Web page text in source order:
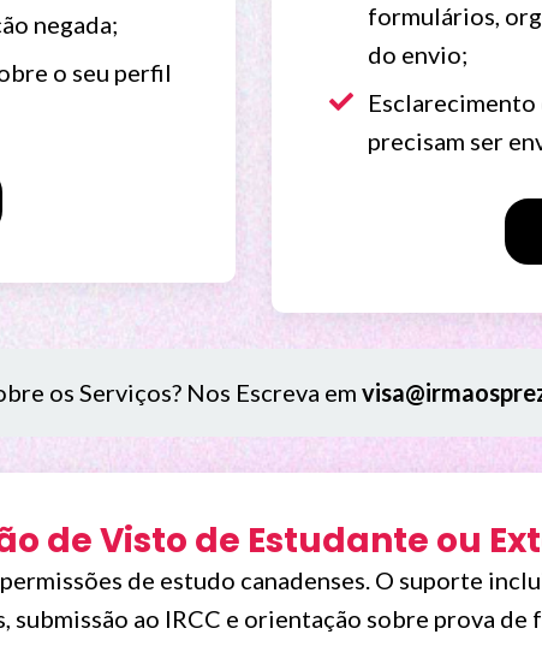
negada;
o seu perfil
formulários,
do envio;
precisam ser
os Serviços? Nos Escreva em
de Visto de Estudante ou
de estudo canadenses. O suporte
ao IRCC e orientação sobre prova